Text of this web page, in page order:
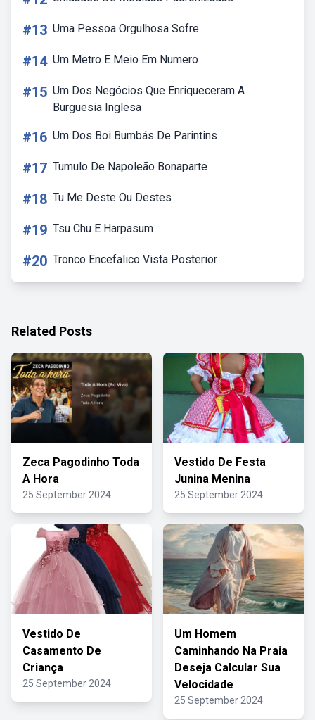
#13 Uma Pessoa Orgulhosa Sofre
#14 Um Metro E Meio Em Numero
#15 Um Dos Negócios Que Enriqueceram A
Burguesia Inglesa
#16 Um Dos Boi Bumbás De Parintins
#17 Tumulo De Napoleão Bonaparte
#18 Tu Me Deste Ou Destes
#19 Tsu Chu E Harpasum
#20 Tronco Encefalico Vista Posterior
Related Posts
Zeca Pagodinho Toda
A Hora
25 September 2024
Vestido De Festa
Junina Menina
25 September 2024
Vestido De
Casamento De
Criança
25 September 2024
Um Homem
Caminhando Na Praia
Deseja Calcular Sua
Velocidade
25 September 2024